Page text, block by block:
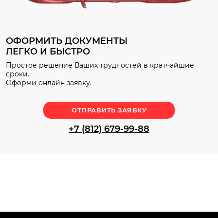
ОФОРМИТЬ ДОКУМЕНТЫ
ЛЕГКО И БЫСТРО
Простое решение Ваших трудностей в кратчайшие
сроки.
Оформи онлайн заявку.
ОТПРАВИТЬ ЗАЯВКУ
+7 (812) 679-99-88